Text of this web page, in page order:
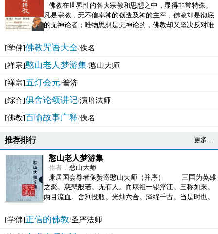
佛教在世界性的各大宗教和思想之中，显得非常特殊。
凡是宗教，无不信奉神的创造及神的主宰，佛教却是彻底
的无神论者；唯物思想是无神论的，佛教却又坚决反对唯
[学佛]佛教咒语大全/佚名
[禅宗]憨山老人梦游集/憨山大师
[禅宗]五灯会元/普济
[综合]俱舍论颂讲记/演培法师
[佛教]百喻故事广释/佚名
推荐排行 更多...
憨山老人梦游集
作者： 憨山大师
康居国会尊者像赞寄憨山大师（并序） 三国为英雄
之聚。慈悲般若。无有人。而康祖一锡浮江。三称如来。
两目流血。舍利投瓶。光灿六合。泽绵千古。当是时也。
[学佛]正信的佛教/圣严法师